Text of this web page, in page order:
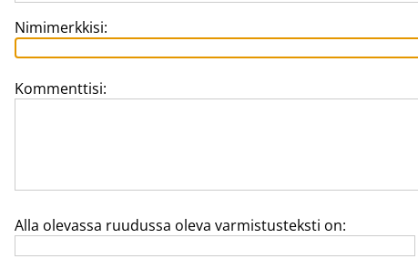
Nimimerkkisi:
Kommenttisi:
Alla olevassa ruudussa oleva varmistusteksti on: